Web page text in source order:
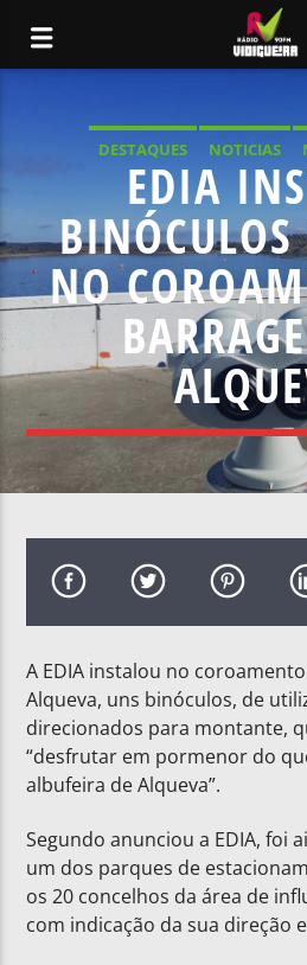
DESTAQUES NOTICIAS
NOTÍCIAS
EDIA
BINÓCULOS
NO
A EDIA instalou no
Alqueva, uns binóculos, de
direcionados para montante,
“desfrutar em pormenor do
albufeira de Alqueva”.
Segundo anunciou a EDIA, foi
um dos parques de
os 20 concelhos da área de
com indicação da sua direção